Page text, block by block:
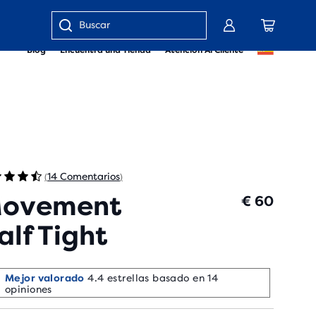
Blog Encuentra una Tienda Atención Al Cliente
Insertar
(14 Comentarios)
Tight
€ 60
Mejor valorado 4.4 estrellas basado en 14
opiniones